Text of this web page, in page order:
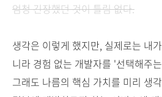
엄청 긴장했던 것이 틀림 없다.
생각은 이렇게 했지만, 실제로는 내
니라 경험 없는 개발자를 '선택해주
그래도 나름의 핵심 가치를 미리 생